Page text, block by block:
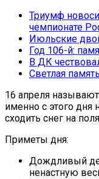
Триумф
чемпионате
Июльские
Год 106-й:
В ДК
Светлая
16 апреля
именно с этого дня
сходить снег на
Приметы дня:
Дождливый
ненастную